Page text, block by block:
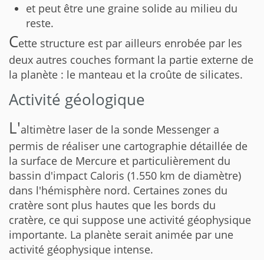
et peut être une graine solide au milieu du
reste.
Cette structure est par ailleurs enrobée par les
deux autres couches formant la partie externe de
la planète : le manteau et la croûte de silicates.
Activité géologique
L'altimètre laser de la sonde Messenger a
permis de réaliser une cartographie détaillée de
la surface de Mercure et particulièrement du
bassin d'impact Caloris (1.550 km de diamètre)
dans l'hémisphère nord. Certaines zones du
cratère sont plus hautes que les bords du
cratère, ce qui suppose une activité géophysique
importante. La planète serait animée par une
activité géophysique intense.